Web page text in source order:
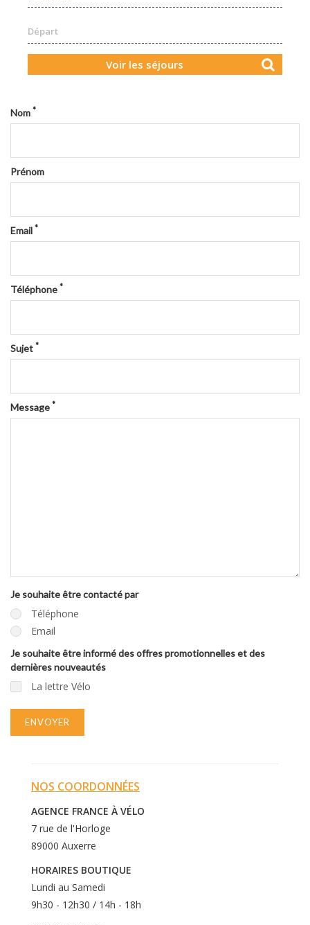
Départ
Voir les séjours
Nom *
Prénom
Email *
Téléphone *
Sujet *
Message *
Je souhaite être contacté par
Téléphone
Email
Je souhaite être informé des offres promotionnelles et des
dernières nouveautés
La lettre Vélo
ENVOYER
NOS COORDONNÉES
AGENCE FRANCE À VÉLO
7 rue de l'Horloge
89000 Auxerre
HORAIRES BOUTIQUE
Lundi au Samedi
9h30 - 12h30 / 14h - 18h